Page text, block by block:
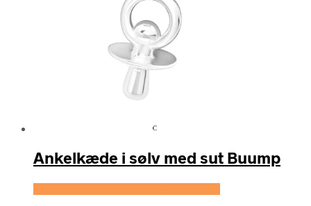
Ankelkæde i sølv med sut Buump